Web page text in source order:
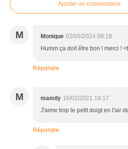
Ajouter un commentaire
M Monique 02/05/2024 08:18
Humm ça doit être bon ! merci !
Répondre
M mamily 16/02/2021 19:17
J'aime trop le petit doigt en l'air
Répondre